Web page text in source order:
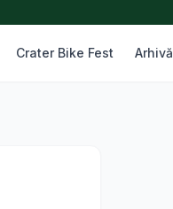
Crater Bike Fest Arhivă